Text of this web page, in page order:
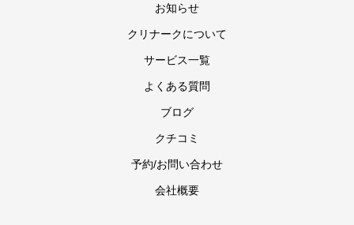
お知らせ
クリナークについて
サービス一覧
よくある質問
ブログ
クチコミ
予約/お問い合わせ
会社概要